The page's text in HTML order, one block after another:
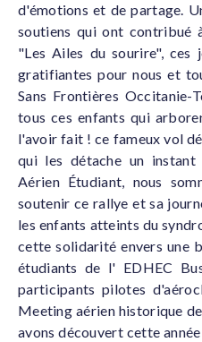
d'émotions et de partage.
soutiens qui ont contribué
"Les Ailes du sourire", ces
gratifiantes pour nous et
Sans Frontières Occitanie-
tous ces enfants qui
l'avoir fait ! ce fameux vol
qui les détache un
Aérien Étudiant, nous
soutenir ce rallye et sa
les enfants atteints du
cette solidarité envers une
étudiants de l' EDHEC
participants pilotes
Meeting aérien historique
avons découvert cette